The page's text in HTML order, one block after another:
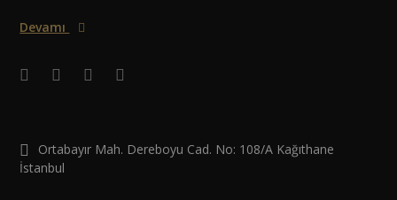
Devamı
Ortabayır Mah. Dereboyu Cad. No: 108/A Kağıthane
İstanbul